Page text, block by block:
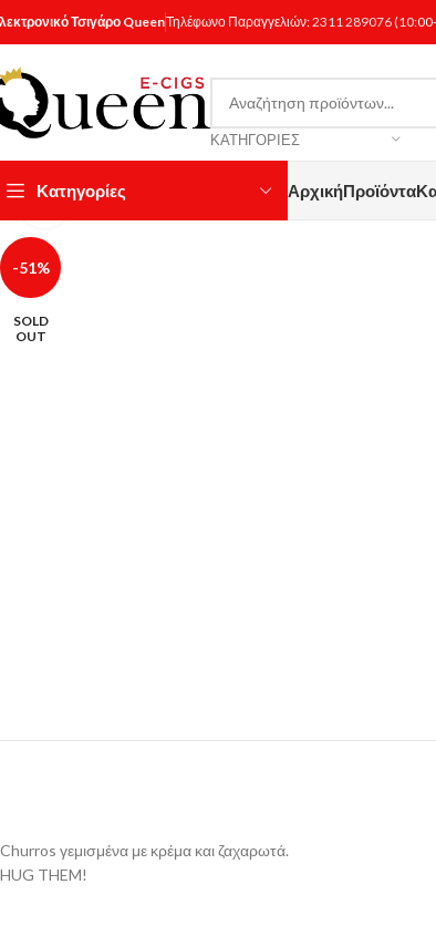
Τσιγάρο QueenΤηλέφωνο Παραγγελιών:2311 289076
ΚΑΤΗΓΟΡΊΕΣ
Κατηγορίες ΑρχικήΠροϊόντα
-51%
SOLD
OUT
Κάντε κλικ για μεγέθυνση
Churros γεμισμένα με κρέμα και ζαχαρωτά.
HUG THEM!